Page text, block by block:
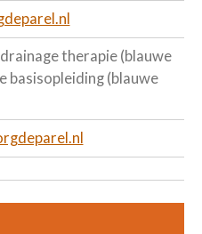
therapie (blauwe
basisopleiding (blauwe